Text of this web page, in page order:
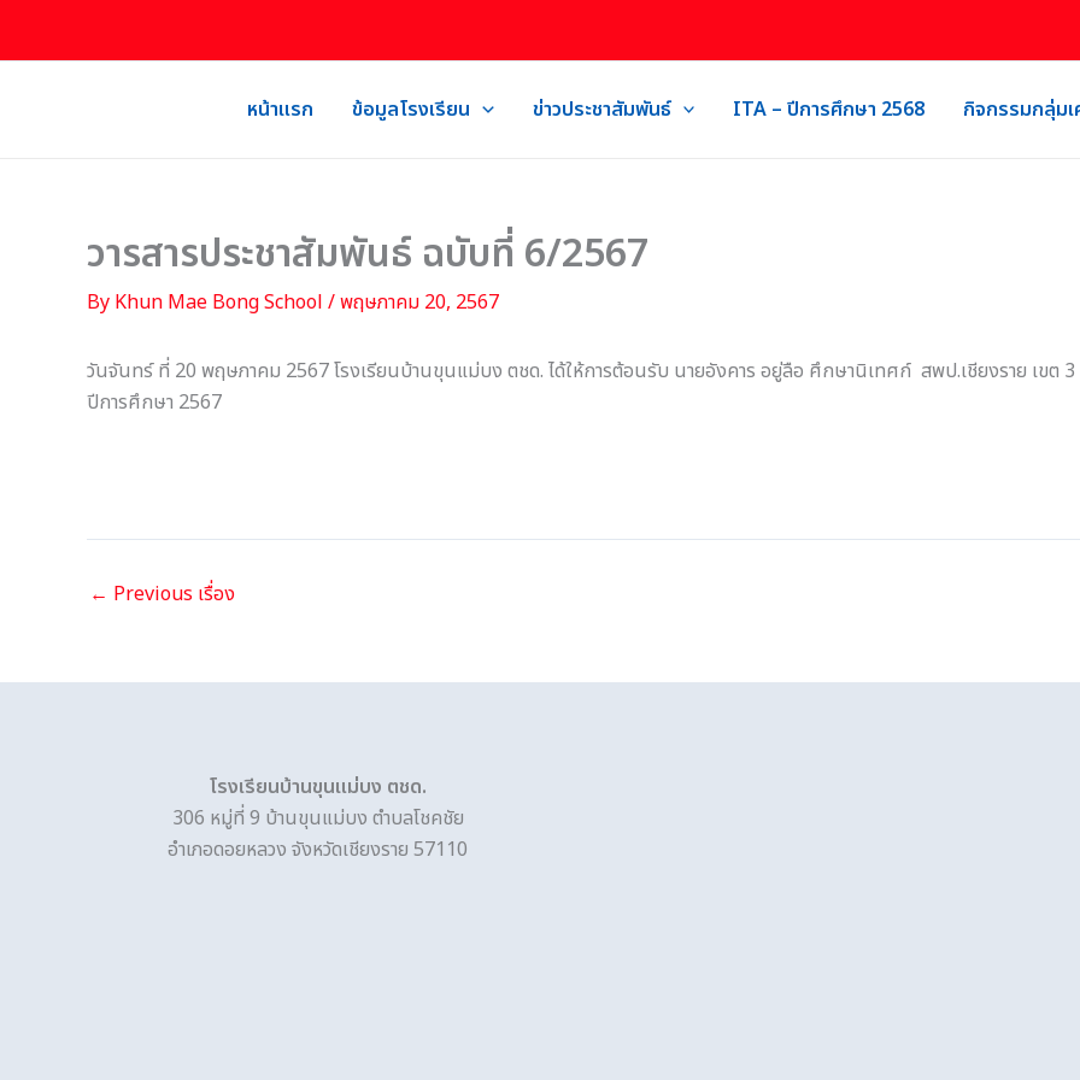
หน้าแรก
ข้อมูลโรงเรียน ข่าวประชาสัมพันธ์ ITA – ปีการศึกษา 2568 กิจกรรมกลุ่ม
วารสารประชาสัมพันธ์ ฉบับที่ 6/2567
By Khun Mae Bong School /พฤษภาคม 20, 2567
วันจันทร์ ที่ 20 พฤษภาคม 2567 โรงเรียนบ้านขุนแม่บง ตชด. ได้ให้การต้อนรับ นายอังคาร อยู่ลือ ศึกษานิเทศก์ สพป.เชียงราย เขต 3
ปีการศึกษา 2567
← Previous เรื่อง
โรงเรียนบ้านขุนแม่บง ตชด.
306 หมู่ที่ 9 บ้านขุนแม่บง ตำบลโชคชัย
อำเภอดอยหลวง จังหวัดเชียงราย 57110